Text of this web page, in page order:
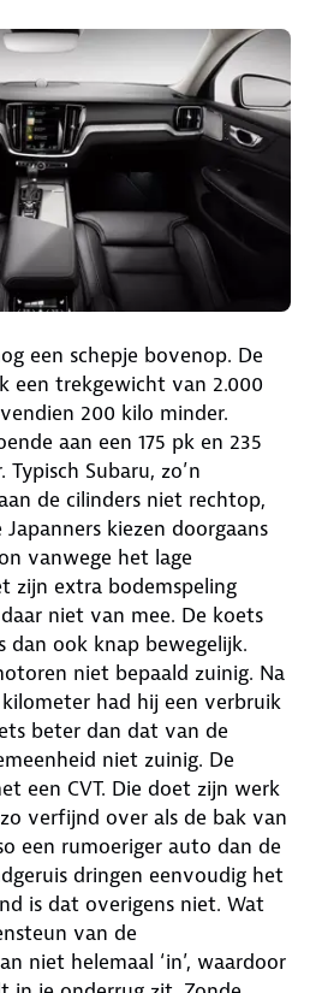
een schepje bovenop. De
een trekgewicht van 2.000
200 kilo minder.
aan een 175 pk en 235
Subaru, zo’n
de cilinders niet rechtop,
kiezen doorgaans
vanwege het lage
zijn extra bodemspeling
niet van mee. De koets
dan ook knap bewegelijk.
niet bepaald zuinig. Na
had hij een verbruik
beter dan dat van de
niet zuinig. De
een CVT. Die doet zijn werk
verfijnd over als de bak van
een rumoeriger auto dan de
dringen eenvoudig het
is dat overigens niet. Wat
van de
niet helemaal ‘in’, waardoor